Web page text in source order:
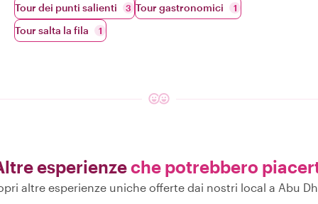
Tour dei punti salienti 3 Tour gastronomici 1
Tour salta la fila 1
esperienzeche potrebbero
altre esperienze uniche offerte dai nostri local a Abu